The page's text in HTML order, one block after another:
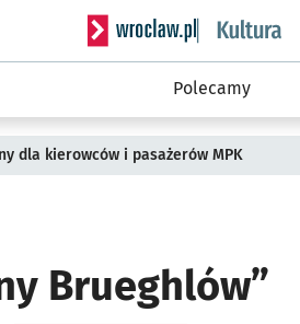
Serwis informacyjny
Polecamy
dla kierowców i pasażerów MPK
Brueghlów”